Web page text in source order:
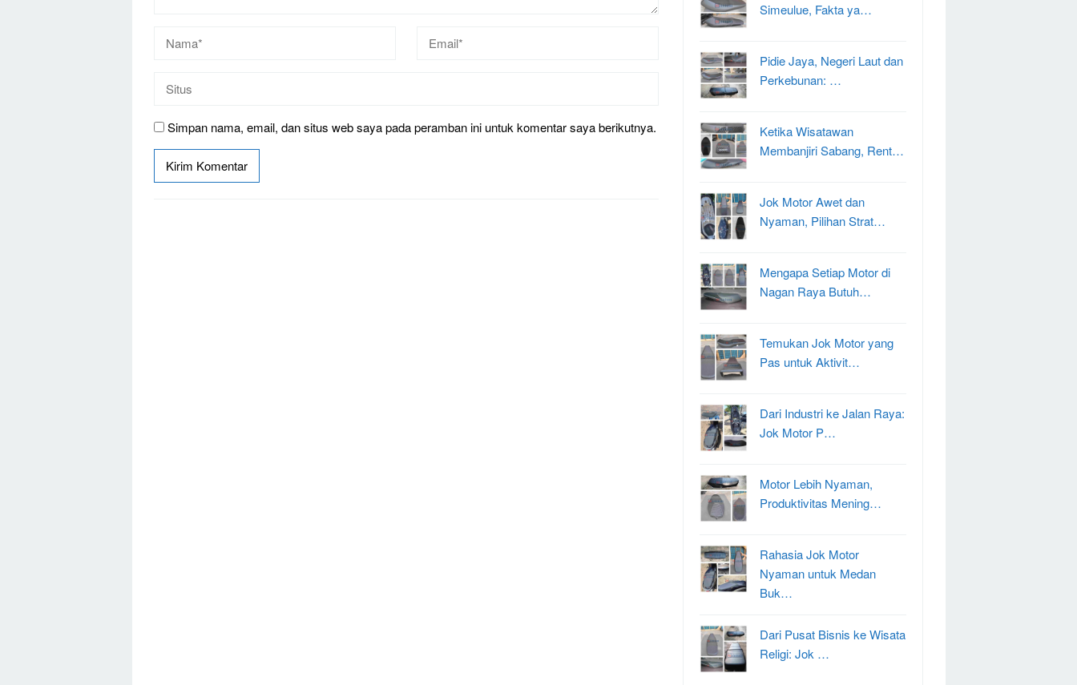
Simpan nama, email, dan situs web saya pada peramban ini untuk komentar saya berikutnya.
Simeulue, Fakta ya…
Pidie Jaya, Negeri Laut dan
Perkebunan: …
Ketika Wisatawan
Membanjiri Sabang, Rent…
Jok Motor Awet dan
Nyaman, Pilihan Strat…
Mengapa Setiap Motor di
Nagan Raya Butuh…
Temukan Jok Motor yang
Pas untuk Aktivit…
Dari Industri ke Jalan Raya:
Jok Motor P…
Motor Lebih Nyaman,
Produktivitas Mening…
Rahasia Jok Motor
Nyaman untuk Medan
Buk…
Dari Pusat Bisnis ke Wisata
Religi: Jok …